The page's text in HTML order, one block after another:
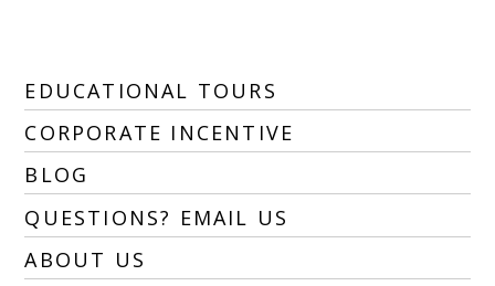
EDUCATIONAL TOURS
CORPORATE INCENTIVE
BLOG
QUESTIONS? EMAIL US
ABOUT US